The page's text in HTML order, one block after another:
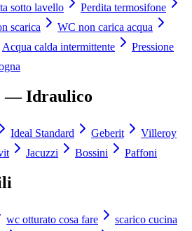
sotto lavello
Perdita termosifone
scarica
WC non carica acqua
Acqua calda intermittente
Pressione
—Idraulico
Ideal Standard Geberit
Villeroy
Jacuzzi Bossini Paffoni
wc otturato cosa fare
scarico cucina